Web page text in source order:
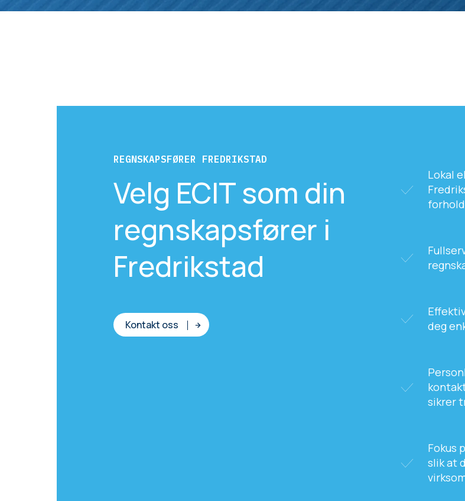
REGNSKAPSFØRER FREDRIKSTAD
Velg ECIT som din
regnskapsfører i
Fredrikstad
Kontakt oss
Lokal
forhold
deg
sikrer
Fokus
slik at